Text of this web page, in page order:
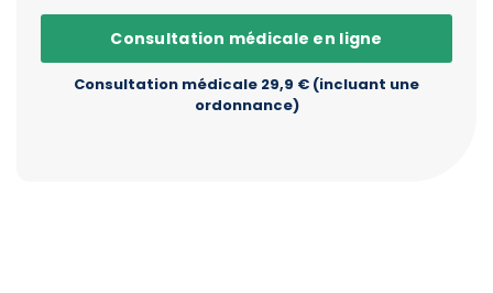
Consultation médicale en ligne
Consultation médicale 29,9 € (incluant une
ordonnance)